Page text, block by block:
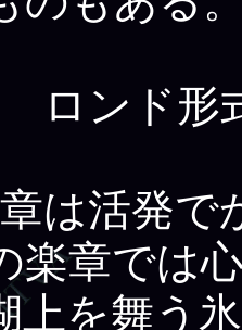
ロンド形
は活発で
楽章では
上を舞う